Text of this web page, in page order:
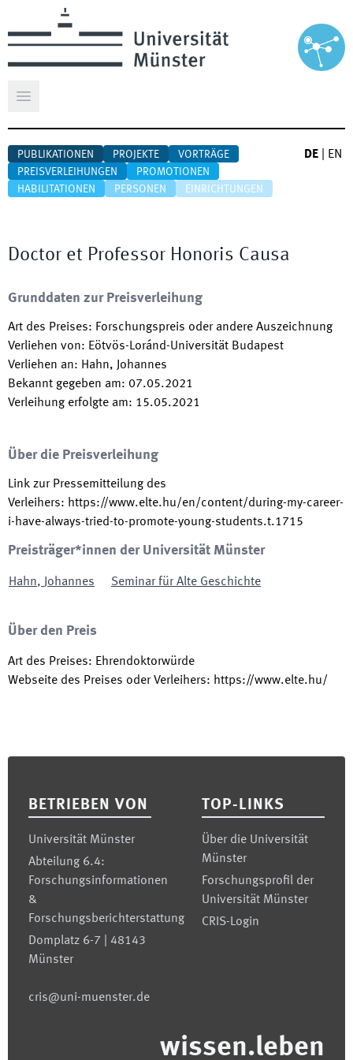
Hauptmenü öffnen
PUBLIKATIONEN PROJEKTE
VORTRÄGE
PREISVERLEIHUNGEN
PROMOTIONEN
HABILITATIONEN
PERSONEN EINRICHTUNGEN
DE EN
Doctor et Professor Honoris Causa
Grunddaten zur Preisverleihung
Art des Preises: Forschungspreis oder andere Auszeichnung
Verliehen von: Eötvös-Loránd-Universität Budapest
Verliehen an: Hahn, Johannes
Bekannt gegeben am: 07.05.2021
Verleihung erfolgte am: 15.05.2021
Über die Preisverleihung
Link zur Pressemitteilung des
Verleihers: https://www.elte.hu/en/content/during-my-career-
i-have-always-tried-to-promote-young-students.t.1715
Preisträger*innen der Universität Münster
Hahn, Johannes Seminar für Alte Geschichte
Über den Preis
Art des Preises: Ehrendoktorwürde
Webseite des Preises oder Verleihers: https://www.elte.hu/
BETRIEBEN VON
Universität Münster
Abteilung 6.4:
Forschungsinformationen
&
Forschungsberichterstattung
Domplatz 6-7 | 48143
Münster
cris@uni-muenster.de
TOP-LINKS
Über die Universität
Münster
Forschungsprofil der
Universität Münster
CRIS-Login
wissen.leben